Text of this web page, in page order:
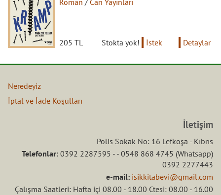
205 TL Stokta yok! İstek Detaylar
Neredeyiz
İptal ve İade Koşulları
İletişim
Polis Sokak No: 16 Lefkoşa - Kıbrıs
Telefonlar: 0392 2287595 - - 0548 868 4745 (Whatsapp)
0392 2277443
e-mail: isikkitabevi@gmail.com
Çalışma Saatleri: Hafta içi 08.00 - 18.00 Ctesi: 08.00 - 16.00